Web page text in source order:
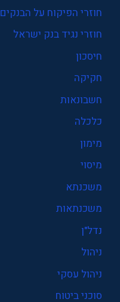
חוזרי הפיקוח על הבנקים
חוזרי נגיד בנק ישראל
חיסכון
חקיקה
חשבונאות
כלכלה
מימון
מיסוי
משכנתא
משכנתאות
נדל"ן
ניהול
ניהול עסקי
סוכני ביטוח